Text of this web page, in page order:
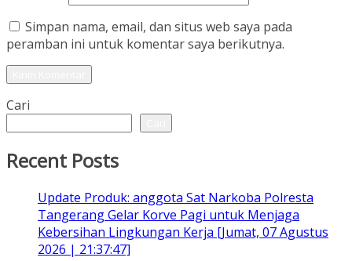
Simpan nama, email, dan situs web saya pada
peramban ini untuk komentar saya berikutnya.
Cari
Recent Posts
Update Produk: anggota Sat Narkoba Polresta
Tangerang Gelar Korve Pagi untuk Menjaga
Kebersihan Lingkungan Kerja [Jumat, 07 Agustus
2026 | 21:37:47]